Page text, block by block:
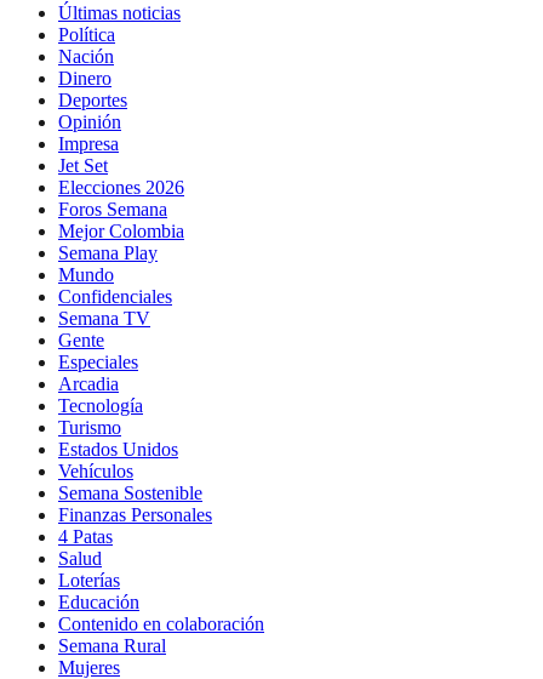
Últimas noticias
Política
Nación
Dinero
Deportes
Opinión
Impresa
Jet Set
Elecciones 2026
Foros Semana
Mejor Colombia
Semana Play
Mundo
Confidenciales
Semana TV
Gente
Especiales
Arcadia
Tecnología
Turismo
Estados Unidos
Vehículos
Semana Sostenible
Finanzas Personales
4 Patas
Salud
Loterías
Educación
Contenido en colaboración
Semana Rural
Mujeres